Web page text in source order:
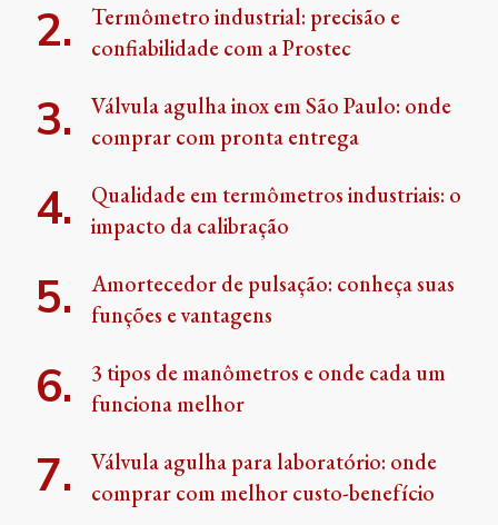
Termômetro industrial: precisão e
confiabilidade com a Prostec
Válvula agulha inox em São Paulo: onde
comprar com pronta entrega
Qualidade em termômetros industriais: o
impacto da calibração
Amortecedor de pulsação: conheça suas
funções e vantagens
3 tipos de manômetros e onde cada um
funciona melhor
Válvula agulha para laboratório: onde
comprar com melhor custo-benefício